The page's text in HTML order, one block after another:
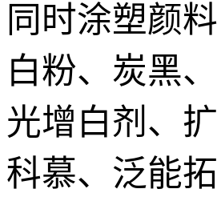
同时涂塑颜
白粉、炭黑
光增白剂、
科慕、泛能